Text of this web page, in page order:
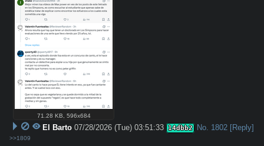
71.28 KB, 596x684
El Barto 07/28/2026 (Tue) 03:51:33 14dbb2 No. 1802 [Reply]
>>1809